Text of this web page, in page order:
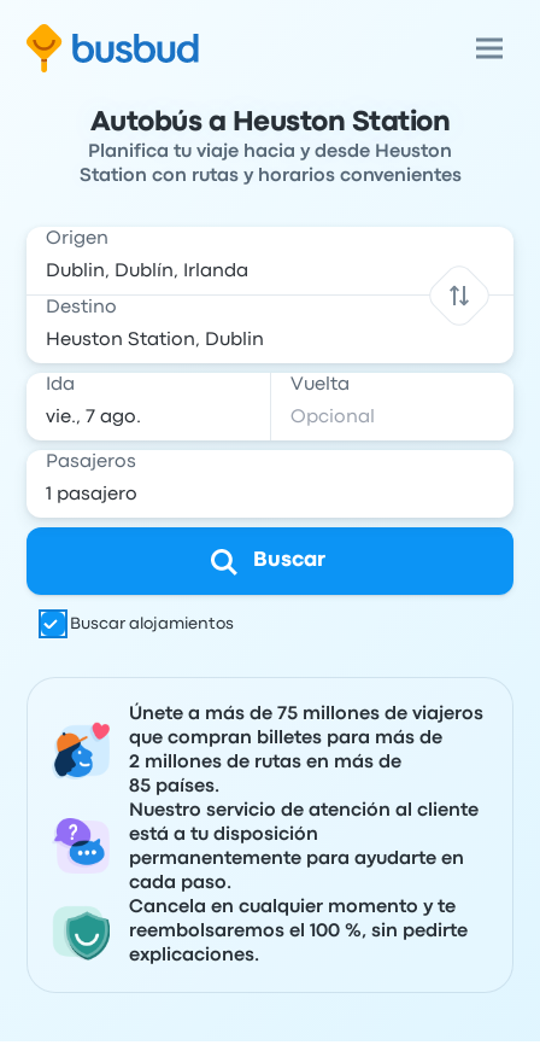
Autobús a Heuston Station
Planifica tu viaje hacia y desde Heuston
Station con rutas y horarios convenientes
Origen
Destino
Ida Vuelta
Pasajeros
Buscar
Buscar alojamientos
Únete a más de 75 millones de viajeros
que compran billetes para más de
2 millones de rutas en más de
85 países.
Nuestro servicio de atención al cliente
está a tu disposición
permanentemente para ayudarte en
cada paso.
Cancela en cualquier momento y te
reembolsaremos el 100 %, sin pedirte
explicaciones.